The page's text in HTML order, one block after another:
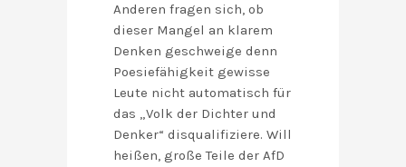
Anderen fragen sich, ob
dieser Mangel an klarem
Denken geschweige denn
Poesiefähigkeit gewisse
Leute nicht automatisch für
das „Volk der Dichter und
Denker“ disqualifiziere. Will
heißen, große Teile der AfD